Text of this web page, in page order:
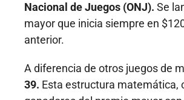
Nacional de Juegos (ONJ). Se
mayor que inicia siempre en
anterior.
A diferencia de otros juegos de
39. Esta estructura matemática,